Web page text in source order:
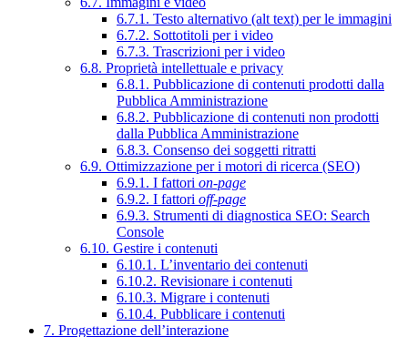
6.7.1. Testo alternativo (alt text) per le immagini
6.7.2. Sottotitoli per i video
6.7.3. Trascrizioni per i video
6.8. Proprietà intellettuale e privacy
6.8.1. Pubblicazione di contenuti prodotti dalla
Pubblica Amministrazione
6.8.2. Pubblicazione di contenuti non prodotti
dalla Pubblica Amministrazione
6.8.3. Consenso dei soggetti ritratti
6.9. Ottimizzazione per i motori di ricerca (SEO)
6.9.1. I fattori on-page
6.9.2. I fattori off-page
6.9.3. Strumenti di diagnostica SEO: Search
Console
6.10. Gestire i contenuti
6.10.1. L’inventario dei contenuti
6.10.2. Revisionare i contenuti
6.10.3. Migrare i contenuti
6.10.4. Pubblicare i contenuti
7. Progettazione dell’interazione